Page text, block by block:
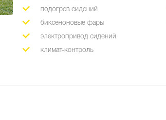
подогрев сидений
биксеноновые фары
электропривод сидений
климат-контроль